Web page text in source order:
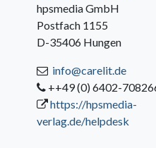
hpsmedia GmbH
Postfach 1155
D-35406 Hungen
info@carelit.de
++49 (0) 6402-
https://hpsmedia-
verlag.de/helpdesk